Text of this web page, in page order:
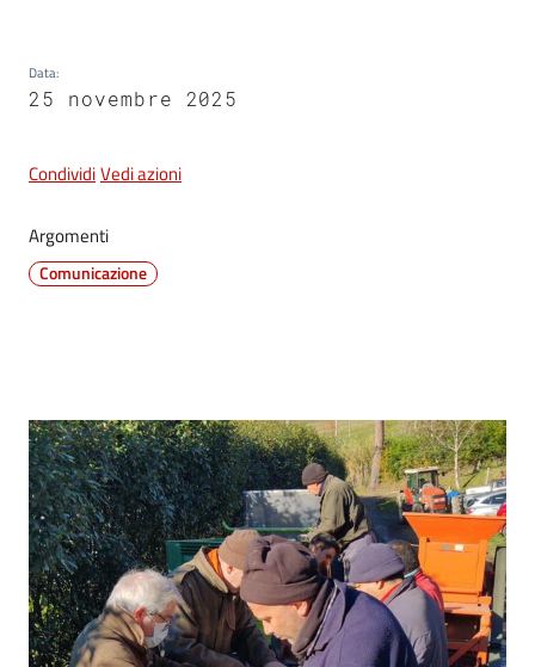
Seguici
su
Data:
25 novembre 2025
CondividiVedi azioni
Argomenti
Comunicazione